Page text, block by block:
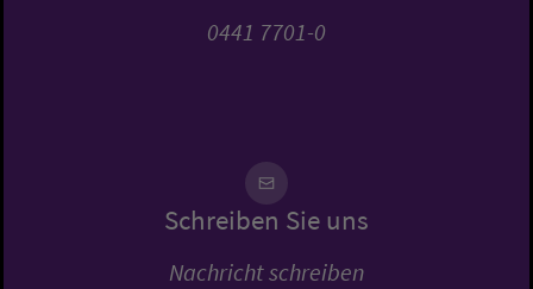
0441 7701-0
Schreiben Sie uns
Nachricht schreiben